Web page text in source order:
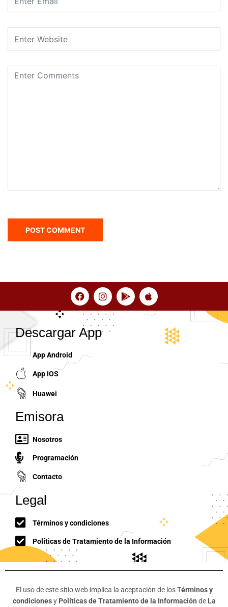
Descargar App
App Android
App iOS
Huawei
Emisora
Nosotros
Programación
Contacto
Legal
Términos y condiciones
Políticas de Tratamiento de la Información
El uso de este sitio web implica la aceptación de los Términos y
condicionesy Políticas de Tratamiento de la Información de La